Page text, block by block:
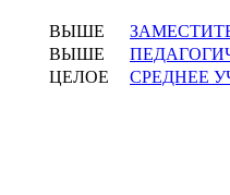
ВЫШЕ
ВЫШЕ
ЦЕЛОЕ
СРЕДНЕЕ